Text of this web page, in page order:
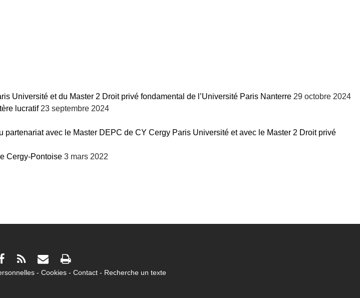
Université et du Master 2 Droit privé fondamental de l’Université Paris Nanterre 29 octobre 2024
lucratif 23 septembre 2024
avec le Master DEPC de CY Cergy Paris Université et avec le Master 2 Droit privé
Cergy-Pontoise 3 mars 2022
Cookies Contact Recherche un texte